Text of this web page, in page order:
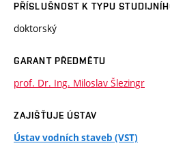
PŘÍSLUŠNOST K TYPU
doktorský
GARANT PŘEDMĚTU
prof. Dr. Ing. Miloslav Šlezingr
ZAJIŠŤUJE ÚSTAV
Ústav vodních staveb (VST)